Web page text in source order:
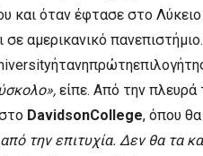
και όταν έφτασε στο
σε αμερικανικό πανεπιστήμιο.
είπε. Από την πλευρά
DavidsonCollege, όπου
από την επιτυχία. Δεν θα τα